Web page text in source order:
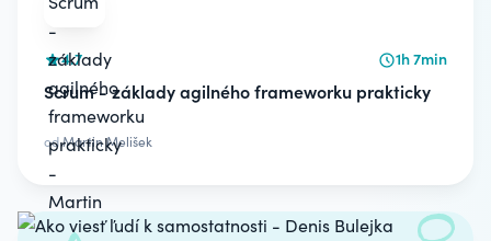
4.7 1h 7min
Scrum - základy agilného frameworku prakticky
odMartin Melišek